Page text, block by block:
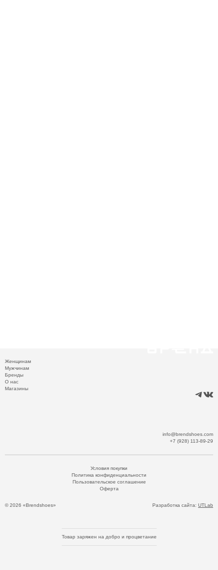
Женщинам
Мужчинам
Бренды
О нас
Магазины
info@brendshoes.com
+7 (928) 113-89-29
© 2026 «Brendshoes»
Условия покупки
Политика конфиденциальности
Пользовательское соглашение
Оферта
Разработка сайта: UTLab
Товар заряжен на добро и процветание